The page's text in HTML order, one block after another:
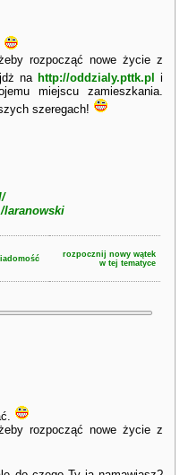
rozpocząć nowe życie z
na http://oddzialy.pttk.pl
i
miejscu zamieszkania.
szeregach!
laranowski
rozpocznij nowy wątek
w tej tematyce
rozpocząć nowe życie z